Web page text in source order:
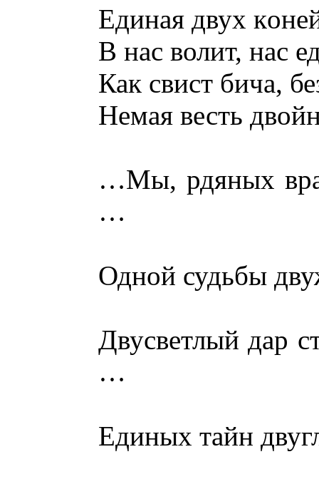
Единая двух
В нас волит, нас
Как свист бича,
Немая весть
…Мы, рдяных
…
Одной судьбы
Двусветлый дар
…
Единых тайн